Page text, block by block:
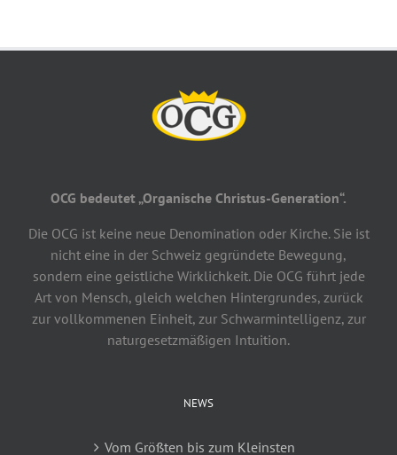
OCG bedeutet „Organische Christus-Generation“.
Die OCG ist keine neue Denomination oder Kirche. Sie ist
nicht eine in der Schweiz gegründete Bewegung,
sondern eine geistliche Wirklichkeit. Die OCG führt jede
Art von Mensch, gleich welchen Hintergrundes, zurück
zur vollkommenen Einheit, zur Schwarmintelligenz, zur
naturgesetzmäßigen Intuition.
NEWS
Vom Größten bis zum Kleinsten